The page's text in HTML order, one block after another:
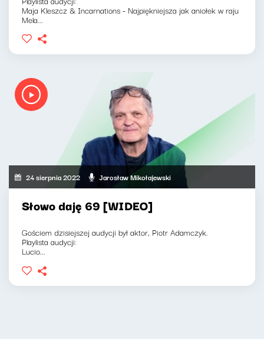
Maja Kleszcz & Incarnations - Najpiękniejsza jak aniołek w raju
Mela...
24 sierpnia 2022 Jarosław Mikołajewski
Słowo daję 69 [WIDEO]
Gościem dzisiejszej audycji był aktor, Piotr Adamczyk.
Playlista audycji:
Lucio...